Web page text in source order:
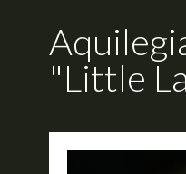
"Little